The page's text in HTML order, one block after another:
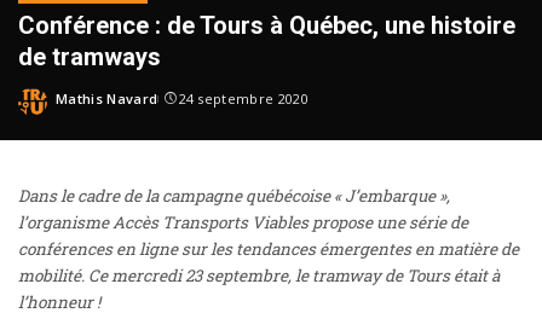
Conférence : de Tours à Québec, une histoire
de tramways
Mathis Navard 24 septembre 2020
Dans le cadre de la campagne québécoise « J’embarque »,
l’organisme Accès Transports Viables propose une série de
conférences en ligne sur les tendances émergentes en matière de
mobilité. Ce mercredi 23 septembre, le tramway de Tours était à
l’honneur !